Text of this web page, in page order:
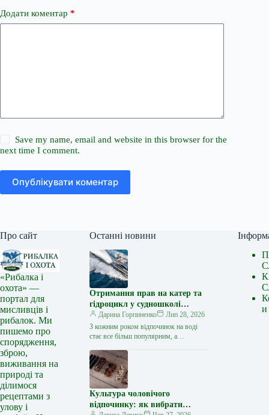
Додати коментар *
Save my name, email and website in this browser for the
next time I comment.
Опублікувати коментар
Про сайт
«Рибалка і
охота» —
портал для
мисливців і
рибалок. Ми
пишемо про
спорядження,
зброю,
виживання на
природі та
ділимося
рецептами з
улову і
Останні новини
Отримання прав на катер та
гідроцикл у судношколі
«Либідь-А»: від теорії до
іспиту
Дарина Горпиненко
Лип 28, 2026
З кожним роком відпочинок на воді
стає все більш популярним, а
чи гідроциклом відкриває нові
горизонти…
Культура чоловічого
відпочинку: як вибрати
и